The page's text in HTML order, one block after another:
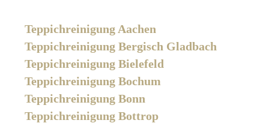
Teppichreinigung Aachen
Teppichreinigung Bergisch Gladbach
Teppichreinigung Bielefeld
Teppichreinigung Bochum
Teppichreinigung Bonn
Teppichreinigung Bottrop